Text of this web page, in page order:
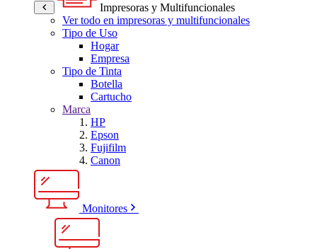
Impresoras y Multifuncionales
Ver todo en impresoras y multifuncionales
Tipo de Uso
Hogar
Empresa
Tipo de Tinta
Botella
Cartucho
Marca
HP
Epson
Fujifilm
Canon
Monitores